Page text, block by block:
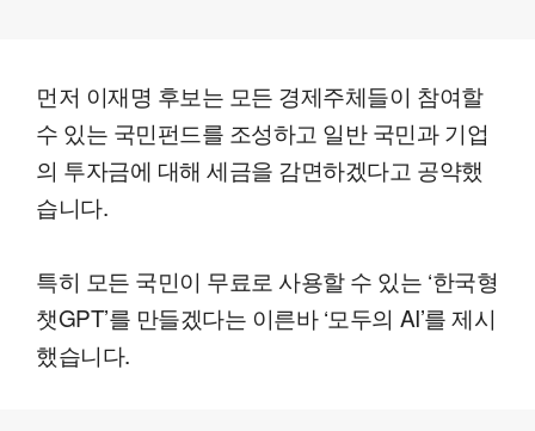
먼저 이재명 후보는 모든 경제주체들이 참여할
수 있는 국민펀드를 조성하고 일반 국민과 기업
의 투자금에 대해 세금을 감면하겠다고 공약했
습니다.
특히 모든 국민이 무료로 사용할 수 있는 ‘한국형
챗GPT’를 만들겠다는 이른바 ‘모두의 AI’를 제시
했습니다.